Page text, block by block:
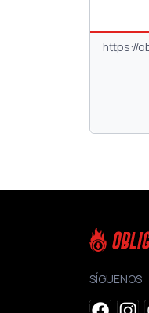
SÍGUENOS